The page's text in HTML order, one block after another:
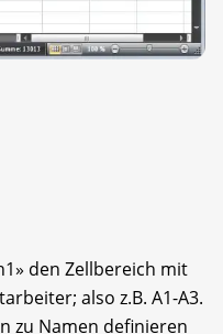
den Zellbereich mit
also z.B. A1-A3.
zu Namen definieren